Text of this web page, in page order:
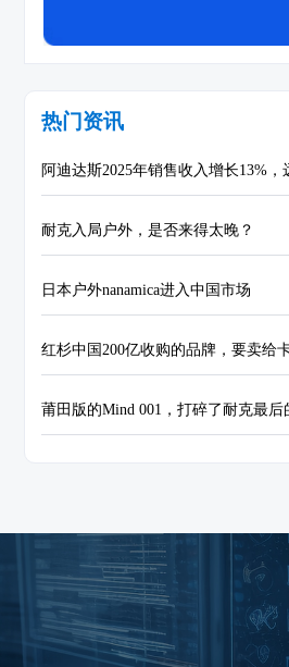
热门资讯
阿迪达斯2025年销售收入增长13%，
耐克入局户外，是否来得太晚？
日本户外nanamica进入中国市场
红杉中国200亿收购的品牌，要卖给
莆田版的Mind 001，打碎了耐克最后